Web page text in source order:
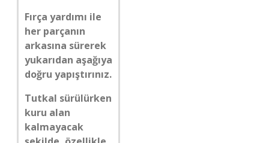
Fırça yardımı ile
her parçanın
arkasına sürerek
yukarıdan aşağıya
doğru yapıştırınız.
Tutkal sürülürken
kuru alan
kalmayacak